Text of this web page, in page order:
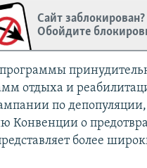
Сайт заблокирован?
Обойдите
программы
отдыха и
по
Конвенции о
более